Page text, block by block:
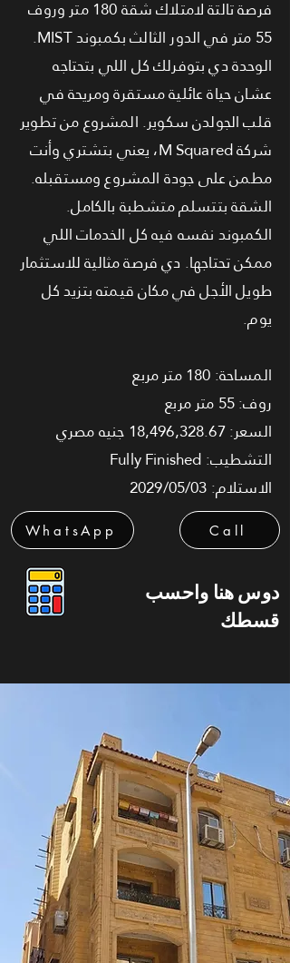
فرصة تالتة لامتلاك شقة 180 متر وروف
55 متر في الدور الثالث بكمبوند MIST.
الوحدة دي بتوفرلك كل اللي بتحتاجه
عشان حياة عائلية مستقرة ومريحة في
قلب الجولدن سكوير. المشروع من تطوير
شركة M Squared، يعني بتشتري وأنت
مطمن على جودة المشروع ومستقبله.
الشقة بتتسلم متشطبة بالكامل.
الكمبوند نفسه فيه كل الخدمات اللي
ممكن تحتاجها. دي فرصة مثالية للاستثمار
طويل الأجل في مكان قيمته بتزيد كل
يوم.
المساحة: 180 متر مربع
روف: 55 متر مربع
السعر: 18,496,328.67 جنيه مصري
التشطيب: Fully Finished
الاستلام: 2029/05/03
WhatsApp Call
دوس هنا واحسب
قسطك